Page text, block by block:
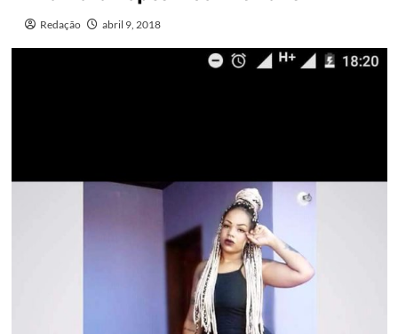
Redação abril 9, 2018